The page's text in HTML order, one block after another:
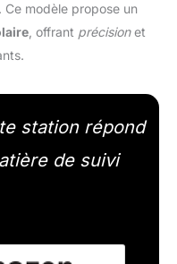
. Ce modèle propose un
, offrant précisionet
station répond
de suivi